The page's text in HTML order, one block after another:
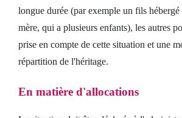
longue durée (par exemple un fils hébergé
mère, qui a plusieurs enfants), les autres
prise en compte de cette situation et une
répartition de l'héritage.
En matière d'allocations